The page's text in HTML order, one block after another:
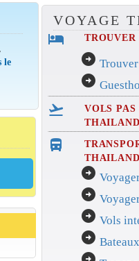
le
VOYAGE
hotel
arrow_circle_right
arrow_circle_right
flight_takeoff
VOLS PAS
directions_bus_filled
arrow_circle_right
arrow_circle_right
arrow_circle_right Vols
arrow_circle_right